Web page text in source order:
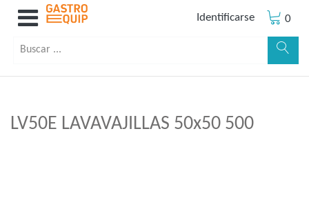
Identificarse 0
LV50E LAVAVAJILLAS 50x50 500